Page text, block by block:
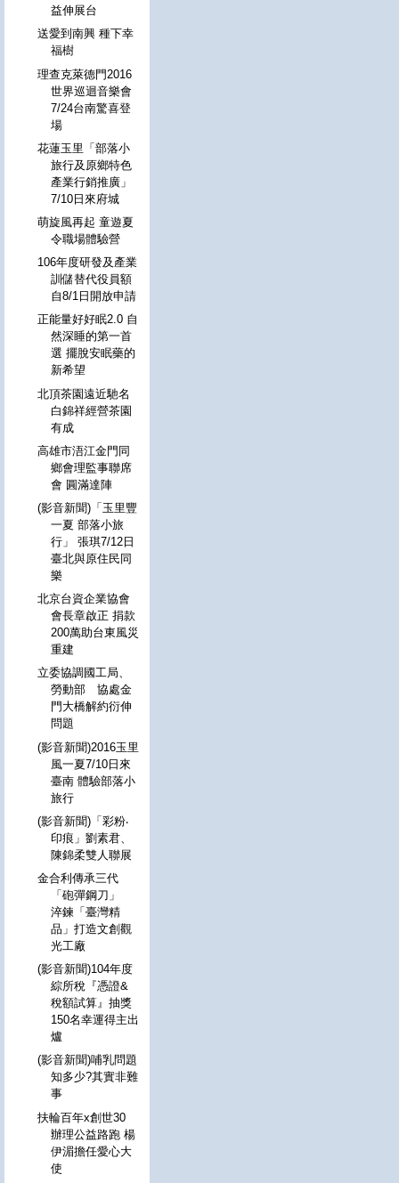
益伸展台
送愛到南興 種下幸
福樹
理查克萊德門2016
世界巡迴音樂會
7/24台南驚喜登
場
花蓮玉里「部落小
旅行及原鄉特色
產業行銷推廣」
7/10日來府城
萌旋風再起 童遊夏
令職場體驗營
106年度研發及產業
訓儲替代役員額
自8/1日開放申請
正能量好好眠2.0 自
然深睡的第一首
選 擺脫安眠藥的
新希望
北頂茶園遠近馳名
白錦祥經營茶園
有成
高雄市浯江金門同
鄉會理監事聯席
會 圓滿達陣
(影音新聞)「玉里豐
一夏 部落小旅
行」 張琪7/12日
臺北與原住民同
樂
北京台資企業協會
會長章啟正 捐款
200萬助台東風災
重建
立委協調國工局、
勞動部 協處金
門大橋解約衍伸
問題
(影音新聞)2016玉里
風一夏7/10日來
臺南 體驗部落小
旅行
(影音新聞)「彩粉‧
印痕」劉素君、
陳錦柔雙人聯展
金合利傳承三代
「砲彈鋼刀」
淬鍊「臺灣精
品」打造文創觀
光工廠
(影音新聞)104年度
綜所稅『憑證&
稅額試算』抽獎
150名幸運得主出
爐
(影音新聞)哺乳問題
知多少?其實非難
事
扶輪百年x創世30
辦理公益路跑 楊
伊湄擔任愛心大
使